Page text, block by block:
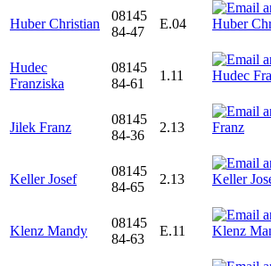
Huber Christian
08145
84-47
E.04
Hudec
Franziska
08145
84-61
1.11
Jilek Franz
08145
84-36
2.13
Keller Josef
08145
84-65
2.13
Klenz Mandy
08145
84-63
E.11